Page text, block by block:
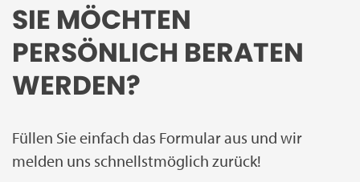
SIE MÖCHTEN
PERSÖNLICH BERATEN
WERDEN?
Füllen Sie einfach das Formular aus und wir
melden uns schnellstmöglich zurück!